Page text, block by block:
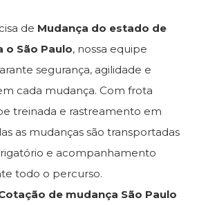
de Mudança do estado de
o São Paulo, nossa equipe
segurança, agilidade e
cada mudança. Com frota
treinada e rastreamento em
as mudanças são transportadas
e acompanhamento
todo o percurso.
de mudança São Paulo